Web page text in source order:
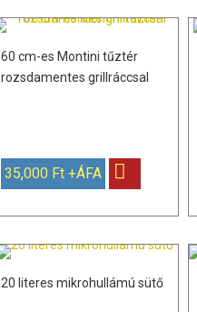
60 cm-es Montini tűztér
rozsdamentes grillráccsal
35,000 Ft +ÁFA
20 literes mikrohullámú sütő